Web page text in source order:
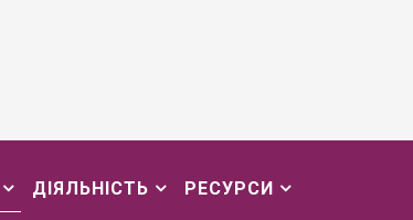
ДІЯЛЬНІСТЬ РЕСУРСИ